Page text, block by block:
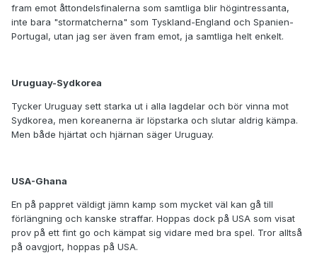
fram emot åttondelsfinalerna som samtliga blir högintressanta,
inte bara "stormatcherna" som Tyskland-England och Spanien-
Portugal, utan jag ser även fram emot, ja samtliga helt enkelt.
Uruguay-Sydkorea
Tycker Uruguay sett starka ut i alla lagdelar och bör vinna mot
Sydkorea, men koreanerna är löpstarka och slutar aldrig kämpa.
Men både hjärtat och hjärnan säger Uruguay.
USA-Ghana
En på pappret väldigt jämn kamp som mycket väl kan gå till
förlängning och kanske straffar. Hoppas dock på USA som visat
prov på ett fint go och kämpat sig vidare med bra spel. Tror alltså
på oavgjort, hoppas på USA.